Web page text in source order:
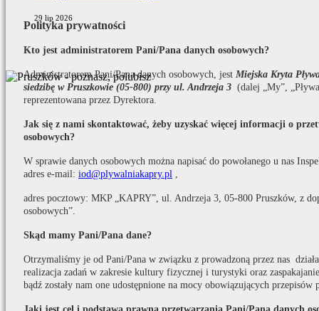
29 lip 2026
Polityka prywatności
Kto jest administratorem Pani/Pana danych osobowych?
Administratorem Pani/Pana danych osobowych, jest Miejska Kryta
siedzibę w Pruszkowie (05-800) przy ul. Andrzeja 3 (dalej „My”,
reprezentowana przez Dyrektora.
Jak się z nami skontaktować, żeby uzyskać więcej informacji o
osobowych?
W sprawie danych osobowych można napisać do powołanego u nas
adres e-mail: iod@plywalniakapry.pl ,
adres pocztowy: MKP „KAPRY”, ul. Andrzeja 3, 05-800 Pruszków, z
osobowych”.
Skąd mamy Pani/Pana dane?
Otrzymaliśmy je od Pani/Pana w związku z prowadzoną przez nas
realizacja zadań w zakresie kultury fizycznej i turystyki oraz
bądź zostały nam one udostępnione na mocy obowiązujących przepisów